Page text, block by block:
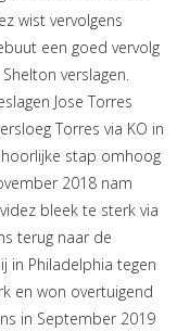
wist vervolgens
een goed vervolg
verslagen.
Jose Torres
Torres via KO in
stap omhoog
2018 nam
bleek te sterk via
terug naar de
in Philadelphia tegen
en won overtuigend
in September 2019